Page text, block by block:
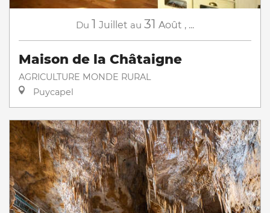
Du 1 Juillet au 31 Août , ...
Maison de la Châtaigne
AGRICULTURE MONDE RURAL
Puycapel